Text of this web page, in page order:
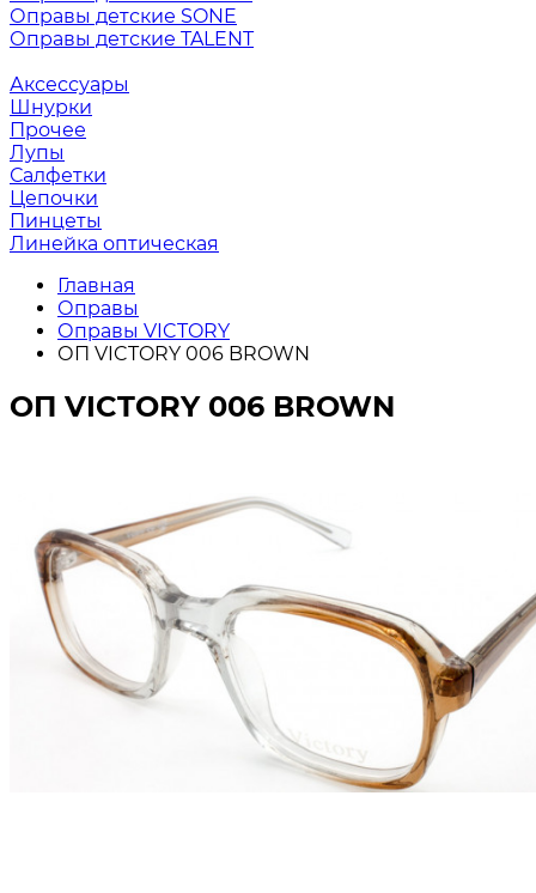
Оправы детские SONE
Оправы детские TALENT
Аксессуары
Шнурки
Прочее
Лупы
Салфетки
Цепочки
Пинцеты
Линейка оптическая
Главная
Оправы
Оправы VICTORY
ОП VICTORY 006 BROWN
ОП VICTORY 006 BROWN